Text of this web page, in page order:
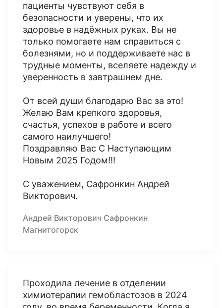
пациенты чувствуют себя в
безопасности и уверены, что их
здоровье в надёжных руках. Вы не
только помогаете нам справиться с
болезнями, но и поддерживаете нас в
трудные моменты, вселяете надежду и
уверенность в завтрашнем дне.
От всей души благодарю Вас за это!
Желаю Вам крепкого здоровья,
счастья, успехов в работе и всего
самого наилучшего!
Поздравляю Вас С Наступающим
Новым 2025 Годом!!!
С уважением, Сафронкин Андрей
Викторович.
Андрей Викторович Сафронкин
Магнитогорск
Проходила лечение в отделении
химиотерапии гемобластозов в 2024